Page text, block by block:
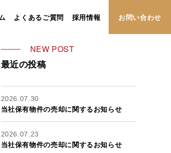
よくあるご質問 採用情報 お問い合わせ
NEW POST
最近の投稿
2026.07.30
当社保有物件の売却に関するお知らせ
2026.07.23
当社保有物件の売却に関するお知らせ